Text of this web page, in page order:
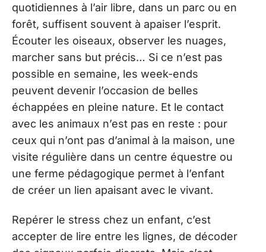
quotidiennes à l’air libre, dans un parc ou en
forêt, suffisent souvent à apaiser l’esprit.
Écouter les oiseaux, observer les nuages,
marcher sans but précis… Si ce n’est pas
possible en semaine, les week-ends
peuvent devenir l’occasion de belles
échappées en pleine nature. Et le contact
avec les animaux n’est pas en reste : pour
ceux qui n’ont pas d’animal à la maison, une
visite régulière dans un centre équestre ou
une ferme pédagogique permet à l’enfant
de créer un lien apaisant avec le vivant.
Repérer le stress chez un enfant, c’est
accepter de lire entre les lignes, de décoder